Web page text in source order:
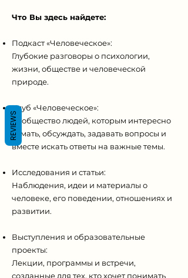
Что Вы здесь найдете:
Подкаст «Человеческое»:
Глубокие разговоры о психологии,
жизни, обществе и человеческой
природе.
Клуб «Человеческое»:
Сообщество людей, которым интересно
думать, обсуждать, задавать вопросы и
вместе искать ответы на важные темы.
Исследования и статьи:
Наблюдения, идеи и материалы о
человеке, его поведении, отношениях и
развитии.
Выступления и образовательные
проекты:
Лекции, программы и встречи,
созданные для тех, кто хочет понимать
REVIEWS